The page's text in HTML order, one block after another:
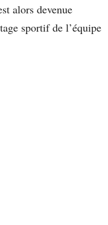
alors devenue
sportif de l’équipe